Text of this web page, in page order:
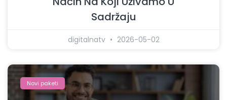
Sadržaju
digitalnatv 2026-05-02
Novi paketi